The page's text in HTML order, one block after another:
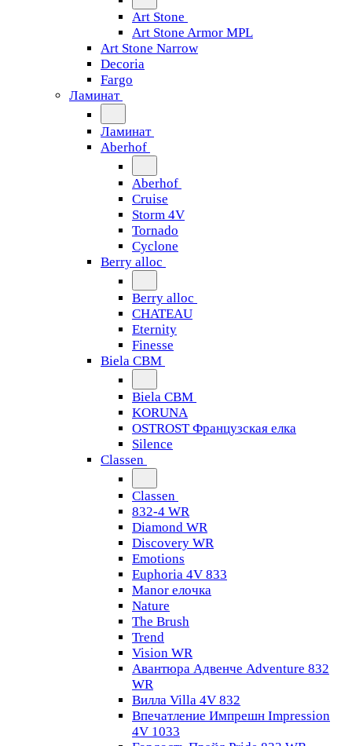
Art Stone
Art Stone Armor MPL
Art Stone Narrow
Decoria
Fargo
Ламинат
Ламинат
Aberhof
Aberhof
Cruise
Storm 4V
Tornado
Сyclone
Berry alloc
Berry alloc
CHATEAU
Eternity
Finesse
Biela CBM
Biela CBM
KORUNA
OSTROST Французская елка
Silence
Classen
Classen
832-4 WR
Diamond WR
Discovery WR
Emotions
Euphoria 4V 833
Manor елочка
Nature
The Brush
Trend
Vision WR
Авантюра Адвенче Adventure 832
WR
Вилла Villa 4V 832
Впечатление Импрешн Impression
4V 1033